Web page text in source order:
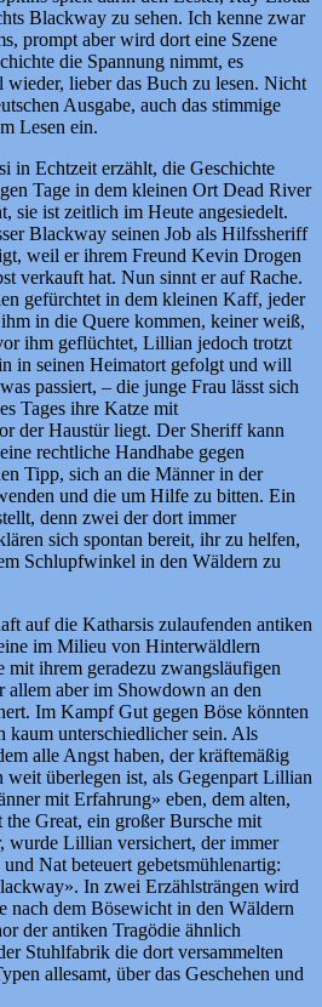
Blackway zu sehen. Ich kenne zwar
prompt aber wird dort eine Szene
die Spannung nimmt, es
wieder, lieber das Buch zu lesen. Nicht
Ausgabe, auch das stimmige
Lesen ein.
in Echtzeit erzählt, die Geschichte
Tage in dem kleinen Ort Dead River
sie ist zeitlich im Heute angesiedelt.
Blackway seinen Job als Hilfssheriff
weil er ihrem Freund Kevin Drogen
verkauft hat. Nun sinnt er auf Rache.
gefürchtet in dem kleinen Kaff, jeder
in die Quere kommen, keiner weiß,
ihm geflüchtet, Lillian jedoch trotzt
in seinen Heimatort gefolgt und will
passiert, – die junge Frau lässt sich
Tages ihre Katze mit
der Haustür liegt. Der Sheriff kann
rechtliche Handhabe gegen
Tipp, sich an die Männer in der
und die um Hilfe zu bitten. Ein
denn zwei der dort immer
sich spontan bereit, ihr zu helfen,
Schlupfwinkel in den Wäldern zu
auf die Katharsis zulaufenden antiken
im Milieu von Hinterwäldlern
mit ihrem geradezu zwangsläufigen
allem aber im Showdown an den
Im Kampf Gut gegen Böse könnten
kaum unterschiedlicher sein. Als
alle Angst haben, der kräftemäßig
überlegen ist, als Gegenpart Lillian
mit Erfahrung» eben, dem alten,
Great, ein großer Bursche mit
wurde Lillian versichert, der immer
Nat beteuert gebetsmühlenartig:
In zwei Erzählsträngen wird
nach dem Bösewicht in den Wäldern
der antiken Tragödie ähnlich
Stuhlfabrik die dort versammelten
allesamt, über das Geschehen und